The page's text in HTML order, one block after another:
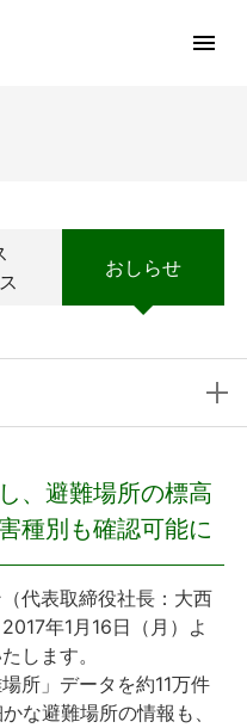
おしらせ
、避難場所の標高
種別も確認可能に
代表取締役社長：大西
年1月16日（月）よ
します。
所」データを約11万件
な避難場所の情報も、